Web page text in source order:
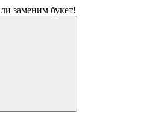
заменим букет!